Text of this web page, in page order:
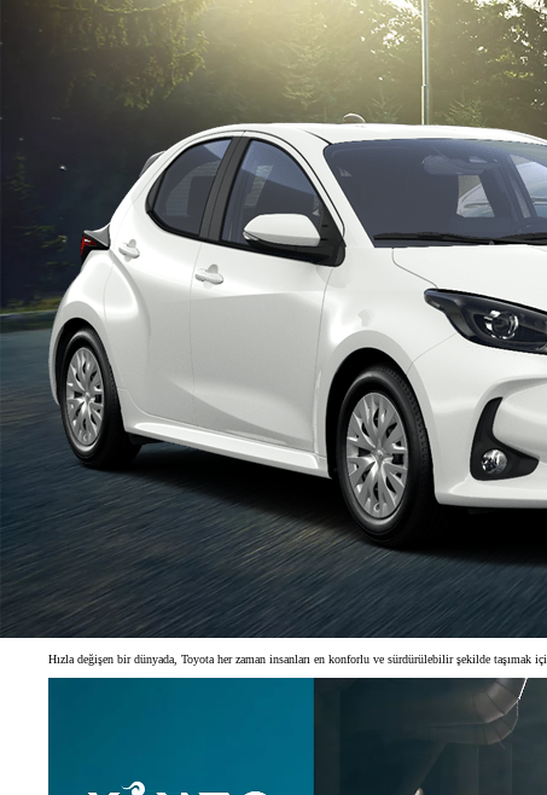
Hızla değişen bir dünyada, Toyota her zaman insanları en konforlu ve sürdürülebilir şekilde taşımak